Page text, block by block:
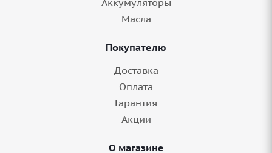
Аккумуляторы
Масла
Покупателю
Доставка
Оплата
Гарантия
Акции
О магазине